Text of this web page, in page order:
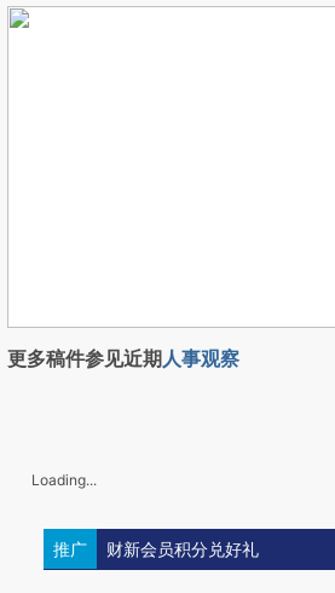
更多稿件参见近期人事观察
Loading...
推广 财新会员积分兑好礼